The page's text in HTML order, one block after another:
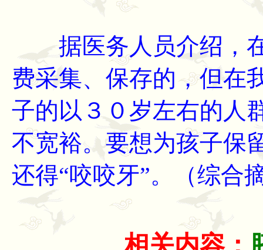
据医务人员介绍，在
费采集、保存的，但在
子的以３０岁左右的人
不宽裕。要想为孩子保
还得“咬咬牙”。（综合